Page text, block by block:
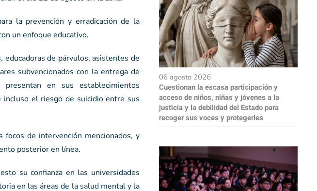
la prevención y erradicación de la
un enfoque educativo.
de párvulos, asistentes de
subvencionados con la entrega de
en sus establecimientos
incluso el riesgo de suicidio entre sus
de intervención mencionados, y
posterior en línea.
su confianza en las universidades
en las áreas de la salud mental y la
06 agosto 2026
Cuestionan la escasa participación y
acceso de niños, niñas y jóvenes a la
justicia y la debilidad del Estado para
recoger sus voces y protegerles